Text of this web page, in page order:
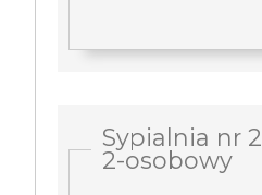
Sypialnia nr
2-osobowy